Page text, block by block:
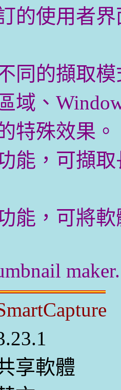
的使用者
同的擷取
域、
特殊效果。
能，可擷
能，可將
maker.
享軟體